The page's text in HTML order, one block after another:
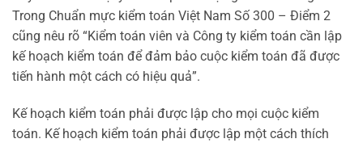
Trong Chuẩn mực kiểm toán Việt Nam Số 300 – Điểm 2
cũng nêu rõ “Kiểm toán viên và Công ty kiểm toán cần lập
kế hoạch kiểm toán để đảm bảo cuộc kiểm toán đã được
tiến hành một cách có hiệu quả”.
Kế hoạch kiểm toán phải được lập cho mọi cuộc kiểm
toán. Kế hoạch kiểm toán phải được lập một cách thích